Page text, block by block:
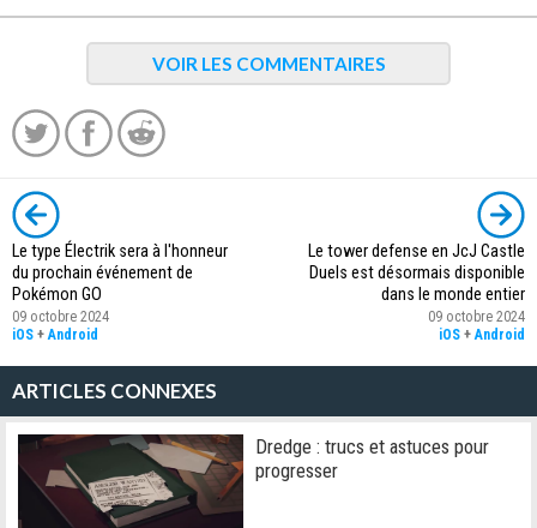
VOIR LES COMMENTAIRES
Le type Électrik sera à l'honneur
du prochain événement de
Pokémon GO
09 octobre 2024
iOS +Android
Le tower defense en JcJ Castle
Duels est désormais disponible
dans le monde entier
09 octobre 2024
iOS +Android
ARTICLES CONNEXES
Dredge : trucs et astuces pour
progresser